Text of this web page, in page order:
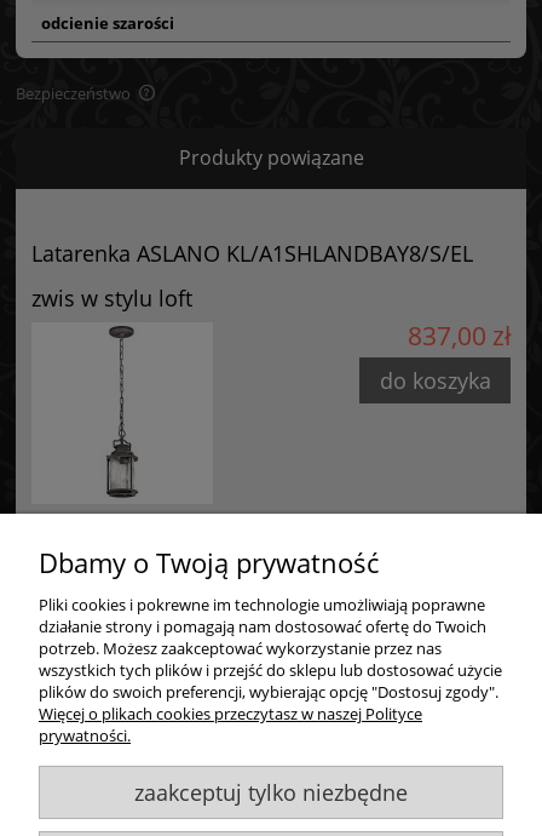
odcienie szarości
Bezpieczeństwo
Certyfikaty i ostrzeżenie bezpieczeństwa
ul. Komandosów 3
32-085 Modlniczka, Polska
biuro@elsteadlighting.pl
Produkty powiązane
Latarenka ASLANO KL/A1SHLANDBAY8/S/EL
zwis w stylu loft
837,00 zł
do koszyka
Zakupy
Pomoc
Moje konto
Informacje
Dbamy o Twoją prywatność
Pliki cookies i pokrewne im technologie umożliwiają poprawne
działanie strony i pomagają nam dostosować ofertę do Twoich
potrzeb. Możesz zaakceptować wykorzystanie przez nas
wszystkich tych plików i przejść do sklepu lub dostosować użycie
plików do swoich preferencji, wybierając opcję "Dostosuj zgody".
Więcej o plikach cookies przeczytasz w naszej Polityce
prywatności.
zaakceptuj tylko niezbędne